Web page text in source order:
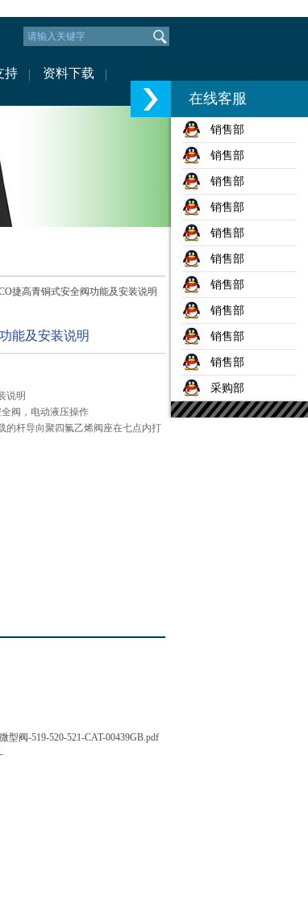
持 资料下载
捷高青铜式安全阀功能及安装说明
能及安装说明
说明
全阀，电动液压操作
载的杆导向聚四氟乙烯阀座在七点内打
阀-519-520-521-CAT-00439GB.pdf
在线客服
销售部
销售部
销售部
销售部
销售部
销售部
销售部
销售部
销售部
销售部
采购部